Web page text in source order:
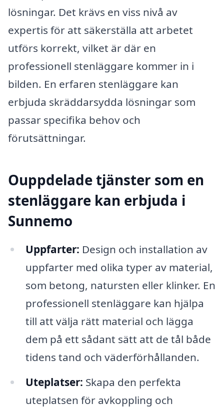
lösningar. Det krävs en viss nivå av
expertis för att säkerställa att arbetet
utförs korrekt, vilket är där en
professionell stenläggare kommer in i
bilden. En erfaren stenläggare kan
erbjuda skräddarsydda lösningar som
passar specifika behov och
förutsättningar.
Ouppdelade tjänster som en
stenläggare kan erbjuda i
Sunnemo
Uppfarter: Design och installation av
uppfarter med olika typer av material,
som betong, natursten eller klinker. En
professionell stenläggare kan hjälpa
till att välja rätt material och lägga
dem på ett sådant sätt att de tål både
tidens tand och väderförhållanden.
Uteplatser: Skapa den perfekta
uteplatsen för avkoppling och